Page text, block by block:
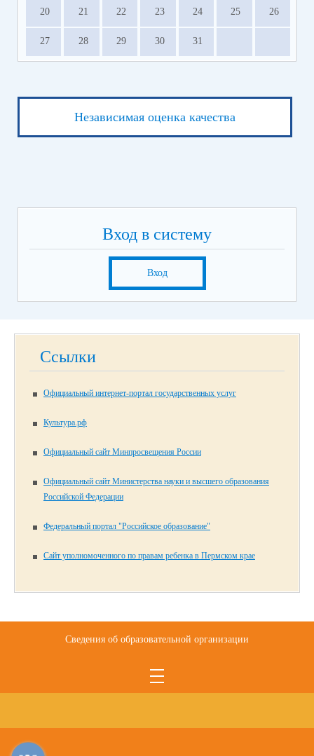
20 21 22 23 24 25 26
27 28 29 30 31
Независимая оценка качества
Вход в систему
Вход
Ссылки
Официальный интернет-портал государственных услуг
Культура.рф
Официальный сайт Минпросвещения России
Официальный сайт Министерства науки и высшего образования
Российской Федерации
Федеральный портал "Российское образование"
Сайт уполномоченного по правам ребенка в Пермском крае
Сведения об образовательной организации